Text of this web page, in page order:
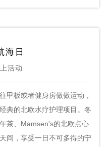
海日
活动
甲板或者健身房做做运动，
典的北欧水疗护理项目。冬
茶、Mamsen's的北欧点心
间，享受一日不可多得的宁